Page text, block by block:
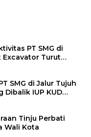
PT SMG di
Excavator Turut
SMG di Jalur Tujuh
Dibalik IUP KUD
Tinju Perbati
Wali Kota